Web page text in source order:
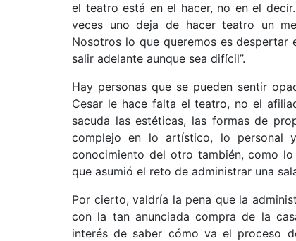
el teatro está en el hacer, no en el
veces uno deja de hacer teatro un
Nosotros lo que queremos es despertar
salir adelante aunque sea difícil”.
Hay personas que se pueden sentir
Cesar le hace falta el teatro, no el
sacuda las estéticas, las formas de
complejo en lo artístico, lo personal
conocimiento del otro también, como
que asumió el reto de administrar una
Por cierto, valdría la pena que la
con la tan anunciada compra de la
interés de saber cómo va el proceso